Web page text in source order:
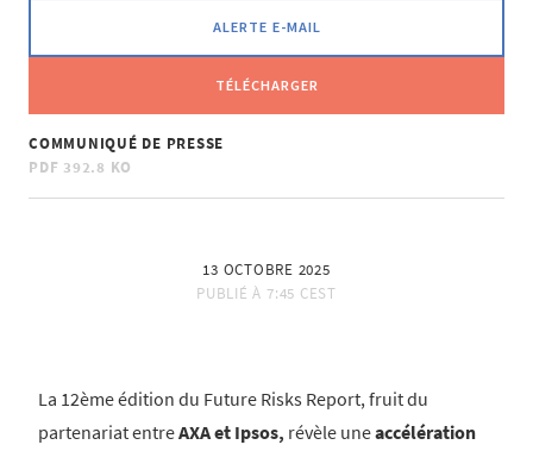
ALERTE E-MAIL
TÉLÉCHARGER
COMMUNIQUÉ DE PRESSE
PDF 392.8 KO
13 OCTOBRE 2025
PUBLIÉ À 7:45 CEST
La 12ème édition du Future Risks Report, fruit du
partenariat entreAXA et Ipsos, révèle uneaccélération